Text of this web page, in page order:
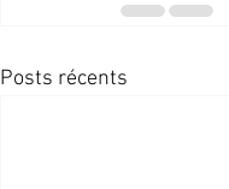
Posts récents